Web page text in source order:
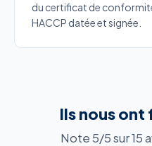
du certificat de
HACCP datée et signée.
Ils nous
Note 5/5 sur 15